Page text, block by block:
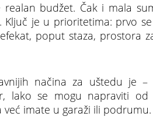
realan budžet. Čak i mala
Ključ je u prioritetima: prvo
poput staza, prostora
načina za uštedu je –
lako se mogu napraviti
imate u garaži ili podrumu.